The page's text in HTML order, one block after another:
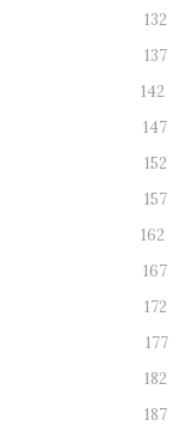
132
137
142
147
152
157
162
167
172
177
182
187